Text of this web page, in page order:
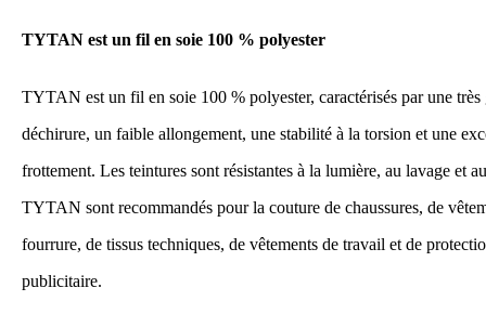
TYTAN est un fil en soie 100 % polyester
TYTAN est un fil en soie 100 % polyester, caractérisés par une très
déchirure, un faible allongement, une stabilité à la torsion et une
frottement. Les teintures sont résistantes à la lumière, au lavage et
TYTAN sont recommandés pour la couture de chaussures, de
fourrure, de tissus techniques, de vêtements de travail et de
publicitaire.